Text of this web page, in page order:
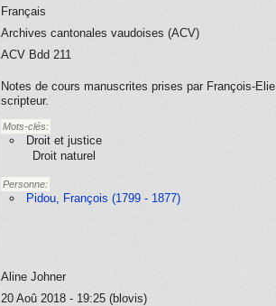
Français
Archives cantonales vaudoises (ACV)
ACV Bdd 211
Notes de cours manuscrites prises par François-
scripteur.
Mots-clés:
Droit et justice
Droit naturel
Personne:
Pidou, François (1799 - 1877)
Aline Johner
20 Aoû 2018 - 19:25 (blovis)